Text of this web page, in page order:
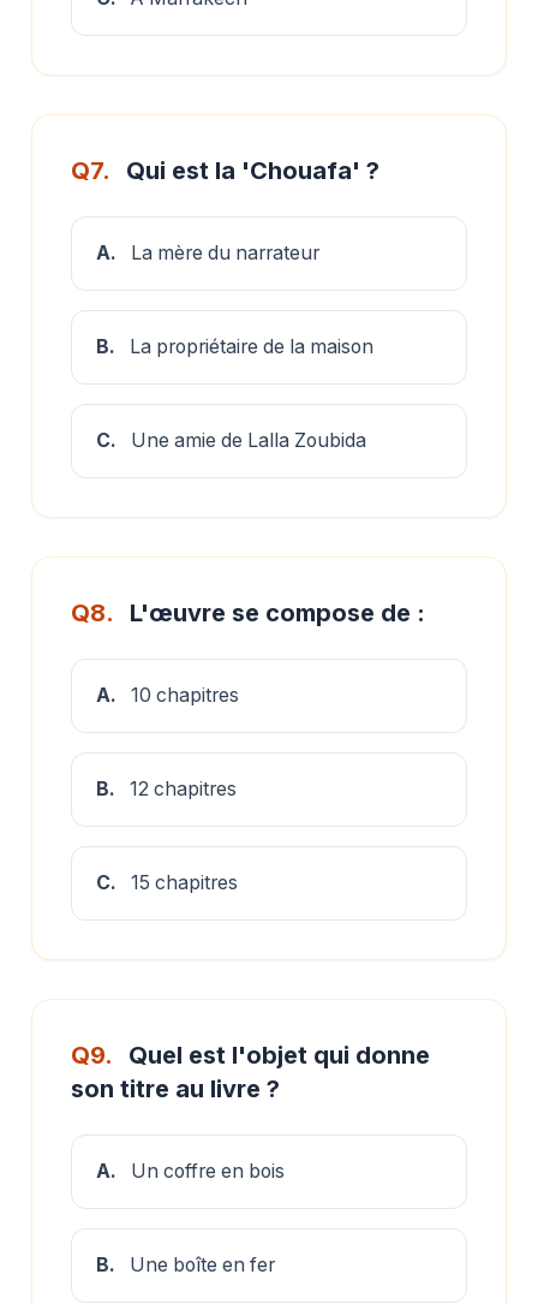
Q7. Qui est la 'Chouafa' ?
A. La mère du narrateur
B. La propriétaire de la maison
C. Une amie de Lalla Zoubida
Q8. L'œuvre se compose de :
A. 10 chapitres
B. 12 chapitres
C. 15 chapitres
Q9.
Quel est l'objet qui donne
son titre au livre ?
A. Un coffre en bois
B. Une boîte en fer